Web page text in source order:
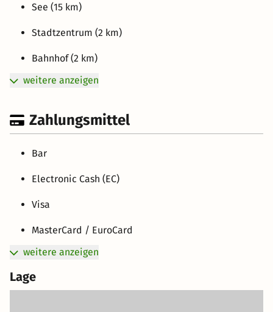
See (15 km)
Stadtzentrum (2 km)
Bahnhof (2 km)
weitere anzeigen
Zahlungsmittel
Bar
Electronic Cash (EC)
Visa
MasterCard / EuroCard
weitere anzeigen
Lage